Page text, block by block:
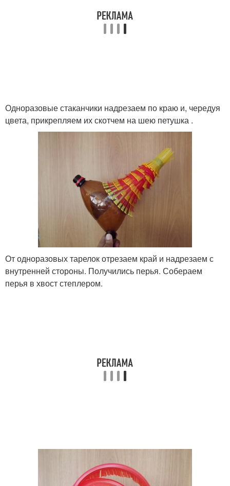
Одноразовые стаканчики надрезаем по краю и, чередуя
цвета, прикрепляем их скотчем на шею петушка .
От одноразовых тарелок отрезаем край и надрезаем с
внутренней стороны. Получились перья. Собераем
перья в хвост степлером.